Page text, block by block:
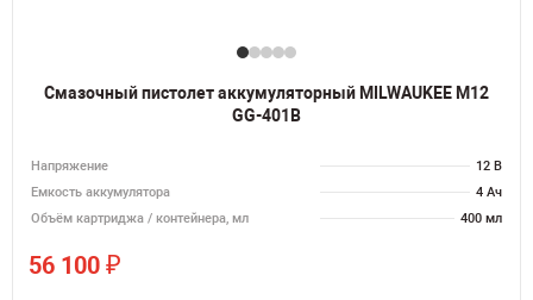
Смазочный пистолет аккумуляторный MILWAUKEE M12
GG-401B
Напряжение
12 В
Емкость аккумулятора
4 Ач
Объём картриджа / контейнера, мл
400 мл
56 100 ₽